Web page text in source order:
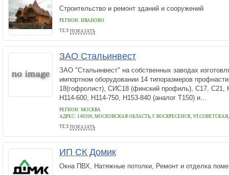
Строительство и ремонт зданий и сооружений
РЕГИОН: ИВАНОВО
ТЕЛ:ПОКАЗАТЬ
89612476355
ЗАО Стальинвест
ЗАО "Стальинвест" на собственных заводах
импортном оборудовании 14 типоразмеров
18(гофролист), СИС18 (финский профиль), С17,
Н114-600, Н114-750, Н153-840 (аналог Т150) и...
РЕГИОН: МОСКВА
АДРЕС: 140200, МОСКОВСКАЯ ОБЛАСТЬ, Г. ВОСКРЕСЕНСК, УЛ.СОВЕТСКАЯ,
ТЕЛ:ПОКАЗАТЬ
(495) 797-43-01
ИП СК Домик
Окна ПВХ, Натяжные потолки, Ремонт и отделка